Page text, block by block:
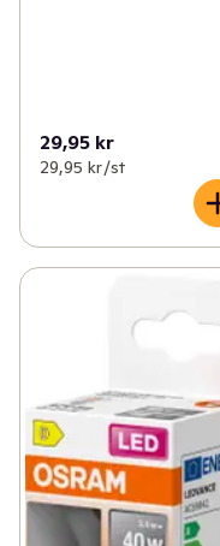
29,95 kr
29,95 kr /st